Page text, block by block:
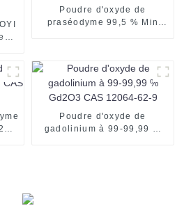
Poudre d'oxyde de
praséodyme 99,5 % Min
Poudre d'oxyde de
gadolinium à 99-99,99 %